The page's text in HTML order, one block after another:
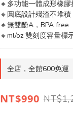
🔸多功能一體成形橡膠
🔸圓底設計殘渣不堆積
🔸無雙酚A，BPA free
🔸ml/oz 雙刻度容量標
全店，全館600免運
NT$990